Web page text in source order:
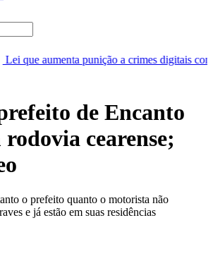
a crimes digitais contra crianças é
de Encanto
cearense;
o prefeito quanto o motorista não
e já estão em suas residências